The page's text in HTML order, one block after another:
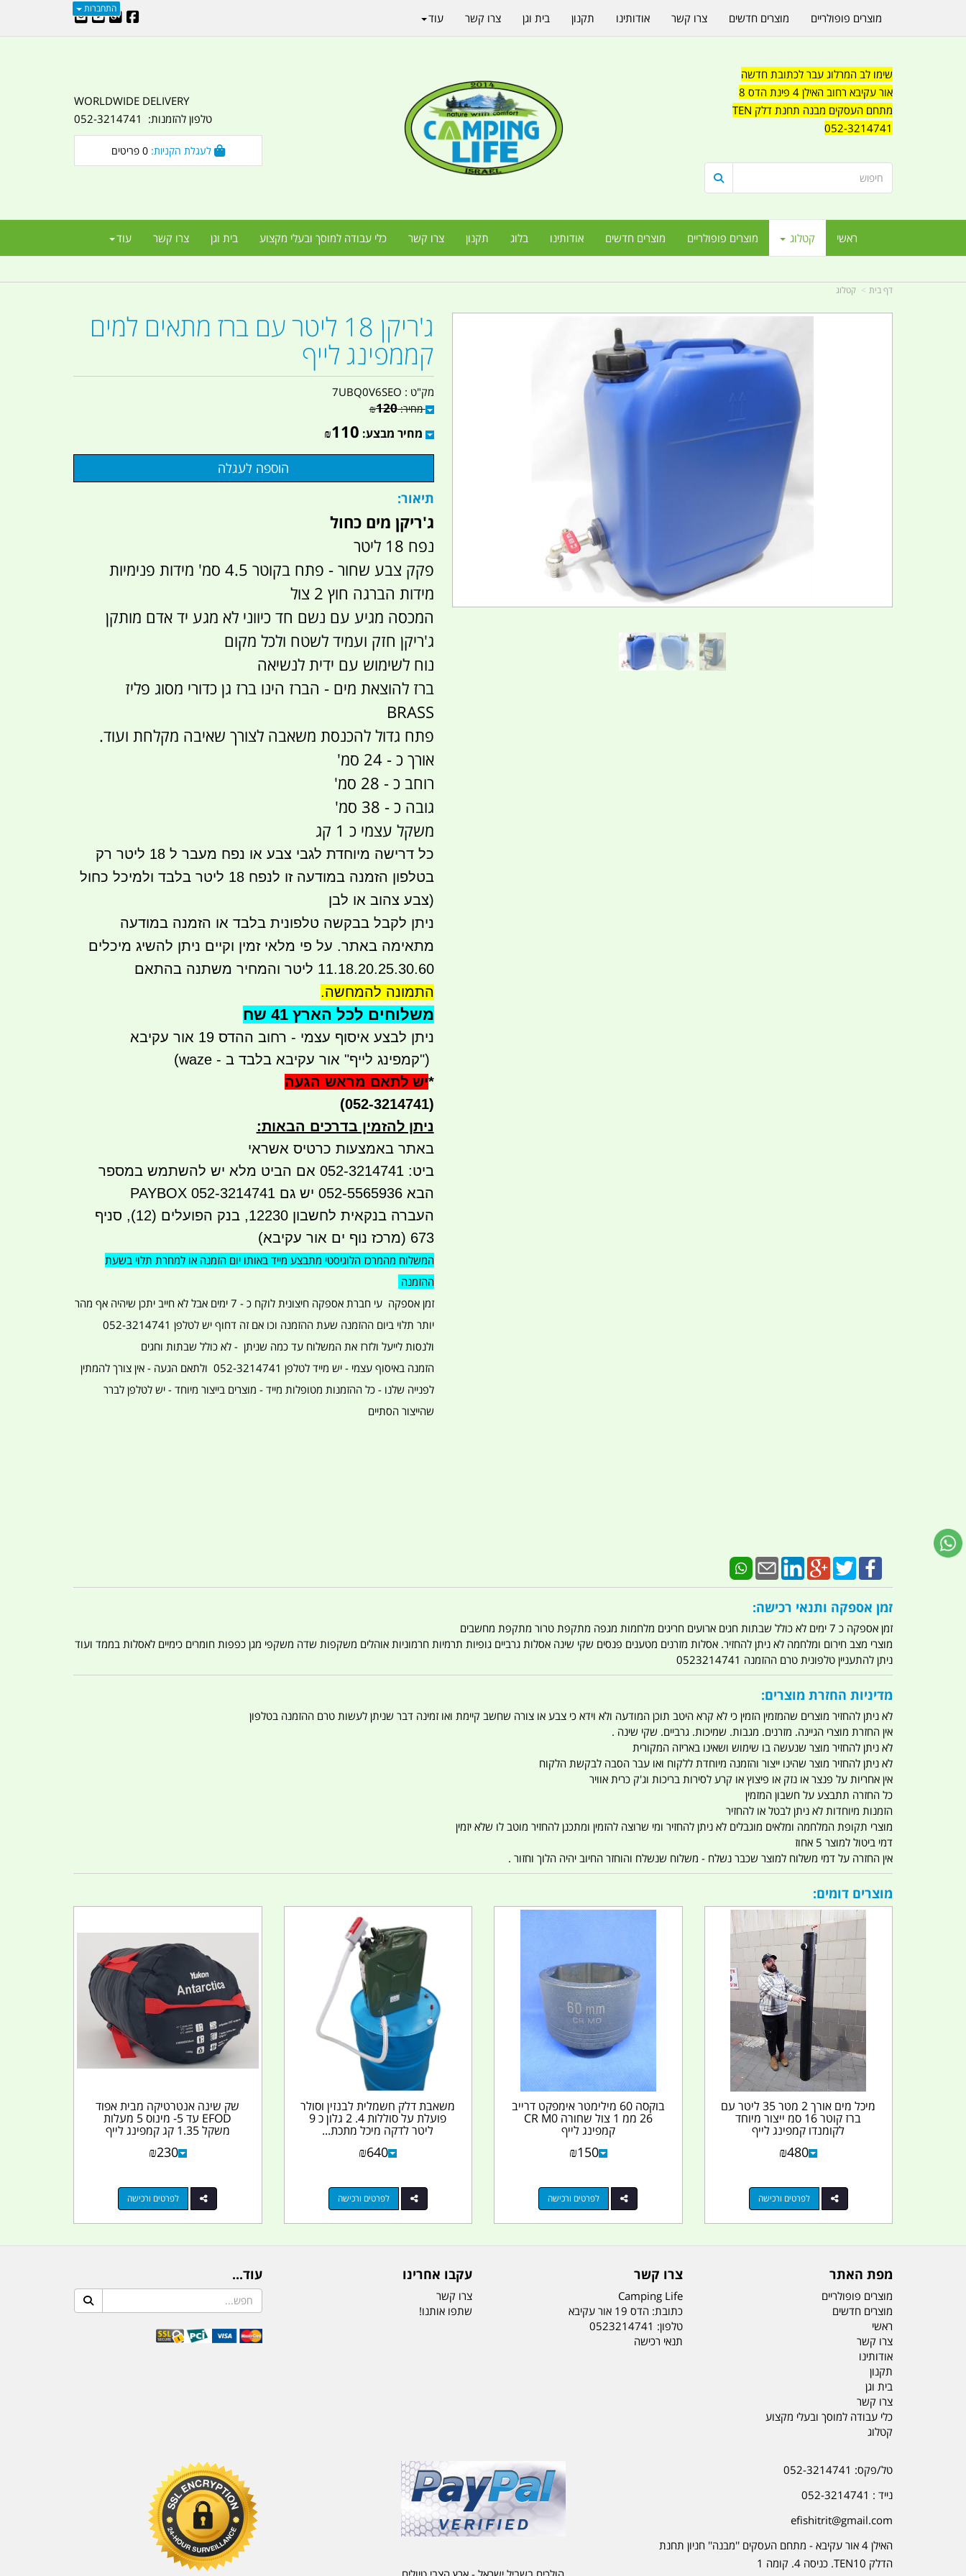
התחברות
שימו לב המרלוג עבר לכתובת חדשה
אור עקיבא רחוב האילן 4 פינת הדס 8
מתחם העסקים מבנה תחנת דלק TEN
052-3214741
WORLDWIDE DELIVERY
טלפון להזמנות: 052-3214741
0
ראשי קטלוג מוצרים פופולריים מוצרים חדשים אודותינו בלוג תקנון צרו קשר כלי עבודה למוסך ובעלי מקצוע בית וגן צרו קשר עוד
מוצרים פופולריים מוצרים חדשים צרו קשר אודותינו תקנון בית וגן צרו קשר עוד
דף בית קטלוג
ג'ריקן 18 ליטר עם ברז מתאים למים
קממפינג לייף
מק"ט : 7UBQ0V6SEO
מחיר: ₪120
מחיר מבצע: ₪110
תיאור:
ג'ריקן מים כחול
נפח 18 ליטר
פקק צבע שחור - פתח בקוטר 4.5 סמ' מידות פנימיות
מידות הברגה חוץ 2 צול
המכסה מגיע עם נשם חד כיווני לא מגע יד אדם מותקן
ג'ריקן חזק ועמיד לשטח ולכל מקום
נוח לשימוש עם ידית לנשיאה
ברז להוצאת מים - הברז הינו ברז גן כדורי מסוג פליז
BRASS
פתח גדול להכנסת משאבה לצורך שאיבה מקלחת ועוד.
אורך כ - 24 סמ'
רוחב כ - 28 סמ'
גובה כ - 38 סמ'
משקל עצמי כ 1 קג
כל דרישה מיוחדת לגבי צבע או נפח מעבר ל 18 ליטר רק
בטלפון הזמנה במודעה זו לנפח 18 ליטר בלבד ולמיכל כחול
(צבע צהוב או לבן
ניתן לקבל בבקשה טלפונית בלבד או הזמנה במודעה
מתאימה באתר. על פי מלאי זמין וקיים ניתן להשיג מיכלים
11.18.20.25.30.60 ליטר והמחיר משתנה בהתאם
התמונה להמחשה.
משלוחים לכל הארץ 41 שח
ניתן לבצע איסוף עצמי - רחוב ההדס 19 אור עקיבא
")קמפינג לייף" אור עקיבא בלבד ב - waze)
*יש לתאם מראש הגעה
(052-3214741)
ניתן להזמין בדרכים הבאות:
באתר באמצעות כרטיס אשראי
ביט: 052-3214741 אם הביט מלא יש להשתמש במספר
הבא 052-5565936 יש גם PAYBOX 052-3214741
העברה בנקאית לחשבון 12230, בנק הפועלים (12), סניף
673 (מרכז נוף ים אור עקיבא)
המשלוח מהמרכז הלוגיסטי מתבצע מייד באותו יום הזמנה או למחרת תלוי בשעת
ההזמנה
זמן אספקה עי חברת אספקה חיצונית לוקח כ - 7 ימים אבל לא חייב יתכן שיהיה אף מהר
יותר תלוי ביום ההזמנה שעת ההזמנה וכו אם זה דחוף יש לטלפן 052-3214741
ולנסות לייעל ולזרז את המשלוח עד כמה שניתן - לא כולל שבתות וחגים
הזמנה באיסוף עצמי - יש מייד לטלפן 052-3214741 ולתאם הגעה - אין צורך להמתין
לפנייה שלנו - כל ההזמנות מטופלות מייד - מוצרים בייצור מיוחד - יש לטלפן לברר
שהייצור הסתיים
זמן אספקה ותנאי רכישה:
זמן אספקה כ 7 ימים לא כולל שבתות חגים ארועים חריגים מלחמות מגפה מתקפת טרור מתקפת מחשבים
מוצרי מצב חירום ומלחמה לא ניתן להחזיר. אסלות מזרנים מטענים פנסים שקי שינה אסלות גרביים גופיות תרמיות חרמוניות אוהלים משקפות שדה משקפי מגן כפפות חומרים כימיים לאסלות בממד ועוד
ניתן להתעניין טלפונית טרם ההזמנה 0523214741
מדיניות החזרת מוצרים:
לא ניתן להחזיר מוצרים שהמזמין הזמין כי לא קרא היטב תוכן המודעה ולא וידא כי צבע או צורה שחשב קיימת ואו זמינה דבר שניתן לעשות טרם ההזמנה בטלפון
אין החזרת מוצרי הגיינה. מזרנים. מגבות. שמיכות. גרביים. שקי שינה .
לא ניתן להחזיר מוצר שנעשה בו שימוש ושאינו באריזה המקורית
לא ניתן להחזיר מוצר שהינו ייצור והזמנה מיוחדת ללקוח ואו עבר הסבה לבקשת הלקוח
אין אחריות על פנצר או נזק או פיצוץ או קרע לסירות בריכות וג'ק כרית אוויר
כל החזרה תתבצע על חשבון המזמין
הזמנות מיוחדות לא ניתן לבטל או להחזיר
מוצרי תקופת המלחמה ומלאים מוגבלים לא ניתן להחזיר ומי שרוצה להזמין ומתכנן להחזיר מוטב לו שלא יזמין
דמי ביטול למוצר 5 אחוז
אין החזרה על דמי משלוח למוצר שכבר נשלח - משלוח שנשלח והוחזר החיוב יהיה הלוך וחזור .
מוצרים דומים:
מיכל מים אורך 2 מטר 35 ליטר עם
ברז קוטר 16 סמ ייצור מיוחד
לקומנדו קמפינג לייף
₪480
לפרטים ורכישה
בוקסה 60 מילימטר אימפקט דרייב
26 ממ 1 צול שחורה CR M0
קמפינג לייף
₪150
לפרטים ורכישה
משאבת דלק חשמלית לבנזין וסולר
פועלת על סוללות 4. 2 גלון כ 9
ליטר לדקה מיכל מתכת...
₪640
לפרטים ורכישה
שק שינה אנטרטיקה מבית אפוד
EFOD עד 5- מינוס 5 מעלות
משקל 1.35 קג קמפינג לייף
₪230
לפרטים ורכישה
מפת האתר
מוצרים פופולריים
מוצרים חדשים
ראשי
צרו קשר
אודותינו
תקנון
בית וגן
צרו קשר
כלי עבודה למוסך ובעלי מקצוע
קטלוג
צרו קשר
Camping Life
כתובת: הדס 19 אור עקיבא
טלפון: 0523214741
תנאי רכישה
עקבו אחרינו
צרו קשר
שתפו אותנו!
עוד...
טל/פקס: 052-3214741
נייד : 052-3214741
efishitrit@gmail.com
האילן 4 אור עקיבא - מתחם העסקים ''מבנה'' חניון תחנת
הדלק TEN10. כניסה 4. קומה 1